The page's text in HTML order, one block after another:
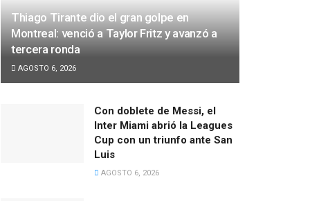
Thiago Tirante dio el gran golpe en
Montreal: venció a Taylor Fritz y avanzó a
tercera ronda
AGOSTO 6, 2026
Con doblete de Messi, el
Inter Miami abrió la Leagues
Cup con un triunfo ante San
Luis
AGOSTO 6, 2026